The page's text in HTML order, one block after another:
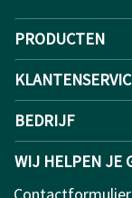
PRODUCTEN
BEDRIJF
WIJ HELPEN JE